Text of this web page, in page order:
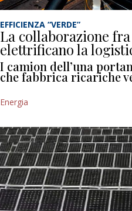
EFFICIENZA “VERDE”
La collaborazione
elettrificano la
I camion dell’una
che fabbrica ricariche
Energia